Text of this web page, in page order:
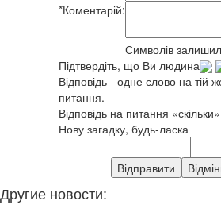
*Коментарій:
Символів
Підтвердіть, що Ви людина
Відповідь - одне слово на тій
питання.
Відповідь на питання
Нову загадку, будь-ласка
Другие новости: